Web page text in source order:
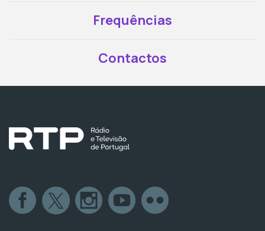
Frequências
Contactos